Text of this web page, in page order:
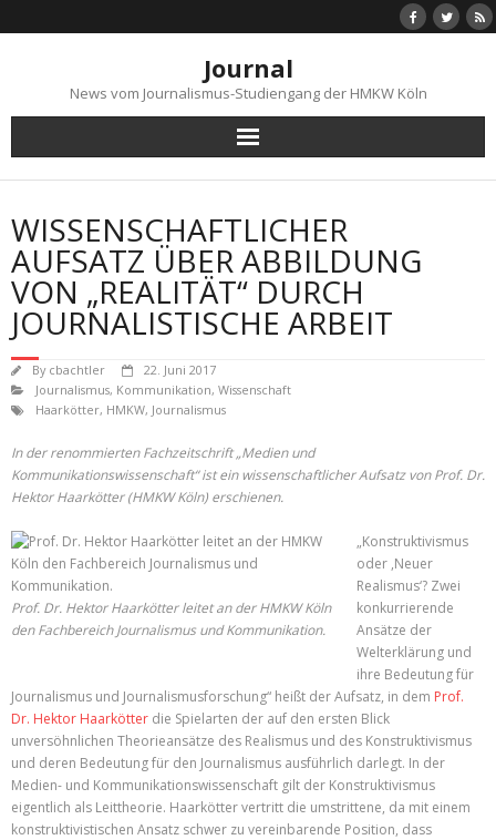
to
Journal
News vom Journalismus-Studiengang der HMKW Köln
WISSENSCHAFTLICHER
AUFSATZ ÜBER ABBILDUNG
VON „REALITÄT“ DURCH
JOURNALISTISCHE ARBEIT
By cbachtler
22. Juni 2017
Journalismus, Kommunikation, Wissenschaft
Haarkötter, HMKW, Journalismus
In der renommierten Fachzeitschrift „Medien und
Kommunikationswissenschaft“ ist ein wissenschaftlicher Aufsatz von Prof. Dr.
Hektor Haarkötter (HMKW Köln) erschienen.
Prof. Dr. Hektor Haarkötter leitet an der HMKW Köln
den Fachbereich Journalismus und Kommunikation.
„Konstruktivismus
oder ,Neuer
Realismus‘? Zwei
konkurrierende
Ansätze der
Welterklärung und
ihre Bedeutung für
Journalismus und Journalismusforschung“ heißt der Aufsatz, in dem Prof.
Dr. Hektor Haarkötter die Spielarten der auf den ersten Blick
unversöhnlichen Theorieansätze des Realismus und des Konstruktivismus
und deren Bedeutung für den Journalismus ausführlich darlegt. In der
Medien- und Kommunikationswissenschaft gilt der Konstruktivismus
eigentlich als Leittheorie. Haarkötter vertritt die umstrittene, da mit einem
konstruktivistischen Ansatz schwer zu vereinbarende Position, dass